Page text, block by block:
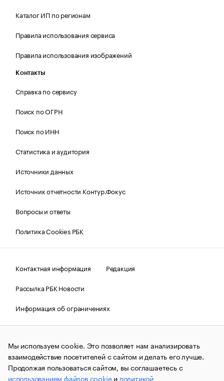
Каталог ИП по регионам
Правила использования сервиса
Правила использования изображений
Контакты
Справка по сервису
Поиск по ОГРН
Поиск по ИНН
Статистика и аудитория
Источники данных
Источник отчетности Контур.Фокус
Вопросы и ответы
Политика Cookies РБК
Контактная информация
Редакция
Рассылка РБК Новости
Информация об ограничениях
Правовая информация
О соблюдении авторских прав
© АО «РОСБИЗНЕСКОНСАЛТИНГ»,1995–2026.Сообщения
и материалы информационного агентства «РБК»
(зарегистрировано Федеральной службой по надзору в сфере
связи, информационных технологий и массовых
коммуникаций (Роскомнадзор) 09.12.2015 за номером ИА
Мы используем cookie. Это позволяет нам анализировать
взаимодействие посетителей с сайтом и делать его лучше.
Продолжая пользоваться сайтом, вы соглашаетесь с
использованием файлов cookieи политикой